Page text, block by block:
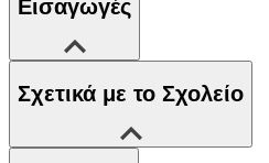
Εισαγωγές
Σχετικά με το Σχολείο